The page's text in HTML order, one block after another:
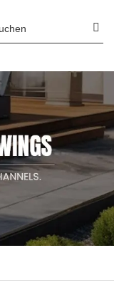
Unternehmens